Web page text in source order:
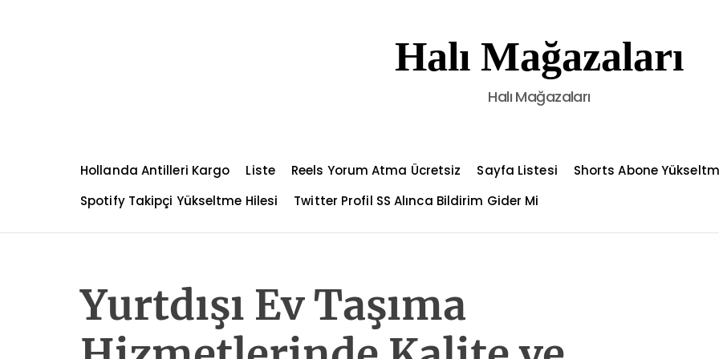
t
Halı Mağazaları
Halı Mağazaları
Hollanda Antilleri Kargo Liste Reels Yorum Atma Ücretsiz Sayfa Listesi
Shorts Abone
Spotify Takipçi Yükseltme Hilesi
Twitter Profil SS Alınca Bildirim Gider Mi
Yurtdışı Ev Taşıma